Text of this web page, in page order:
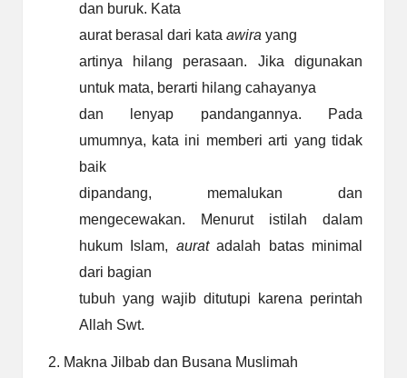
dan buruk. Kata
aurat berasal dari kata awirayang
artinya hilang perasaan. Jika digunakan
untuk mata, berarti hilang cahayanya
dan lenyap pandangannya. Pada
umumnya, kata ini memberi arti yang tidak
baik
dipandang, memalukan dan
mengecewakan. Menurut istilah dalam
hukum Islam, auratadalah batas minimal
dari bagian
tubuh yang wajib ditutupi karena perintah
Allah Swt.
2. Makna Jilbab dan Busana Muslimah